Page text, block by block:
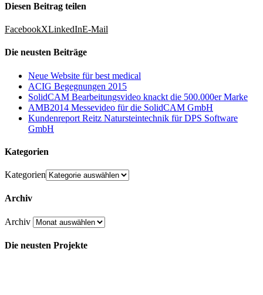
Diesen Beitrag teilen
FacebookXLinkedInE-Mail
Die neusten Beiträge
Neue Website für best medical
ACIG Begegnungen 2015
SolidCAM Bearbeitungsvideo knackt die 500.000er Marke
AMB2014 Messevideo für die SolidCAM GmbH
Kundenreport Reitz Natursteintechnik für DPS Software
GmbH
Kategorien
Kategorien
Archiv
Archiv
Die neusten Projekte